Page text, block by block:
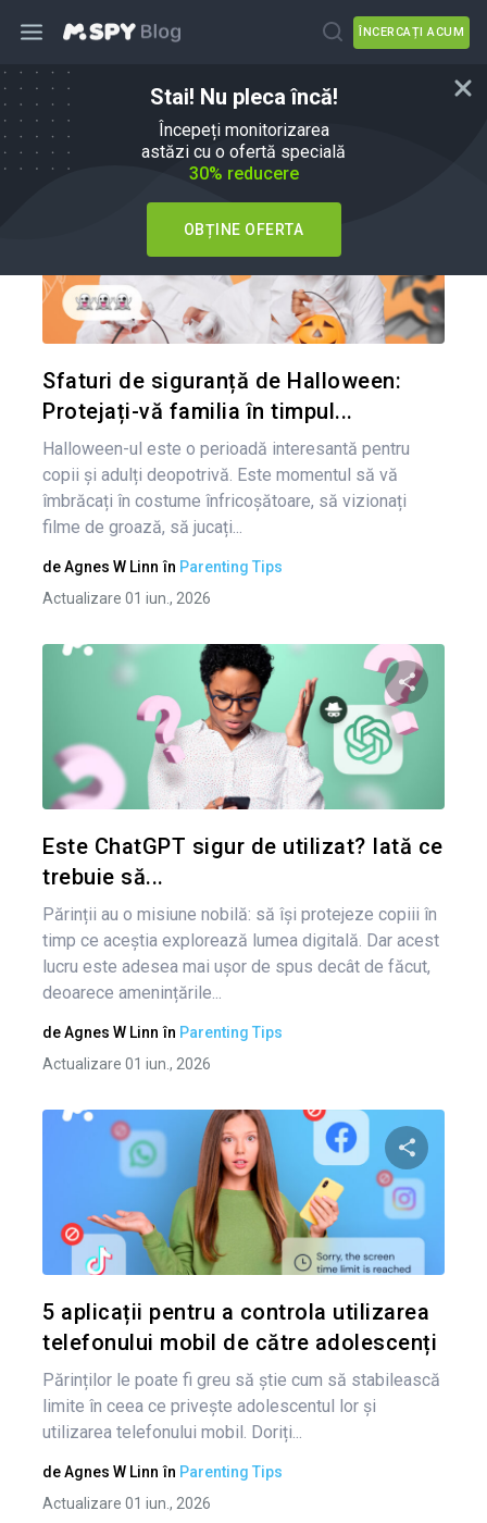
ÎNCERCAȚI ACUM
Stai! Nu pleca încă!
Începeți monitorizarea
astăzi cu o ofertă specială
30% reducere
OBȚINE OFERTA
Sfaturi pentru părinți
Sfaturi de siguranță de Halloween:
Protejați-vă familia în timpul...
Halloween-ul este o perioadă interesantă pentru
copii și adulți deopotrivă. Este momentul să vă
îmbrăcați în costume înfricoșătoare, să vizionați
filme de groază, să jucați...
deAgnes W Linn în Parenting Tips
Actualizare 01 iun., 2026
Condividi
Este ChatGPT sigur de utilizat? Iată ce
trebuie să...
Părinții au o misiune nobilă: să își protejeze copiii în
timp ce aceștia explorează lumea digitală. Dar acest
lucru este adesea mai ușor de spus decât de făcut,
deoarece amenințările...
deAgnes W Linn în Parenting Tips
Actualizare 01 iun., 2026
Condividi
5 aplicații pentru a controla utilizarea
telefonului mobil de către adolescenți
Părinților le poate fi greu să știe cum să stabilească
limite în ceea ce privește adolescentul lor și
utilizarea telefonului mobil. Doriți...
deAgnes W Linn în Parenting Tips
Actualizare 01 iun., 2026